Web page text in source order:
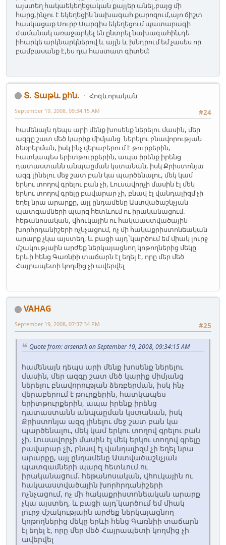
այստեղ հակաեկեղեցական քայլեր անել,բայց մի
հարց,ինչու է եկեղեցին նախագահ քարոզում,այո ճիշտ
հասկացաք Սուրբ Սարգիս եկեղեցում պատարագի
ժամանակ առաջարկել են ընտրել նախագահին,դե
իհարկե արկնարկներով և այլն և խնդրում եմ չասես որ
բամբասանք է,ես դա հաստատ գիտեմ:
Տ. Տաթև քհն.
Հոգևորական
#24
September 19, 2008, 09:34:15 AM
համենայն դեպս արի մենք խոսենք ներելու մասին, մեր
ազգը շատ մեծ կարիք միմյանց ներելու բնավորության
ձեռբերման, իսկ ինչ վերաբերում է թուրքերին,
հատկապես երիտթուրքերին, ապա իրենք իրենց
դատաստանն անպաըման կստանան, իսկ Քրիստոնյա
ազգ լինելու մեջ շատ բան կա պարծենալու, մեկ կամ
երկու տողով գրելու բան չի, Լուսավորչի մասին էլ մեկ
երկու տողով գրելը բավարար չի, բնավ էլ վանդալիզմ չի
եղել նրա արարքը, այլ ընդամենը Աստվածաշնչյան
պատգամների պարզ հետևում ու իրականացում.
հեթանոսական, վհուկային ու հակաաստվածային
խորհրդանիշերի ոչնչացում, ոչ մի հակաքրիստոնեական
արարք չկա այստեղ, և բացի այդ`կարծում եմ միակ լուրջ
մշակությաին արժեք ներկայացնող կոթողներից մեկը
երևի հենց Գառնիի տաճարն էլ եղել է, որը մեր մեծ
Հայրապետի կողմից չի ավերվել
VAHAG
#25
September 19, 2008, 07:37:34 PM
Quote from: arsensrk on September 19, 2008, 09:34:15 AM
համենայն դեպս արի մենք խոսենք ներելու
մասին, մեր ազգը շատ մեծ կարիք միմյանց
ներելու բնավորության ձեռբերման, իսկ ինչ
վերաբերում է թուրքերին, հատկապես
երիտթուրքերին, ապա իրենք իրենց
դատաստանն անպաըման կստանան, իսկ
Քրիստոնյա ազգ լինելու մեջ շատ բան կա
պարծենալու, մեկ կամ երկու տողով գրելու բան
չի, Լուսավորչի մասին էլ մեկ երկու տողով գրելը
բավարար չի, բնավ էլ վանդալիզմ չի եղել նրա
արարքը, այլ ընդամենը Աստվածաշնչյան
պատգամների պարզ հետևում ու
իրականացում. հեթանոսական, վհուկային ու
հակաաստվածային խորհրդանիշերի
ոչնչացում, ոչ մի հակաքրիստոնեական արարք
չկա այստեղ, և բացի այդ`կարծում եմ միակ
լուրջ մշակությաին արժեք ներկայացնող
կոթողներից մեկը երևի հենց Գառնիի տաճարն
էլ եղել է, որը մեր մեծ Հայրապետի կողմից չի
ավերվել